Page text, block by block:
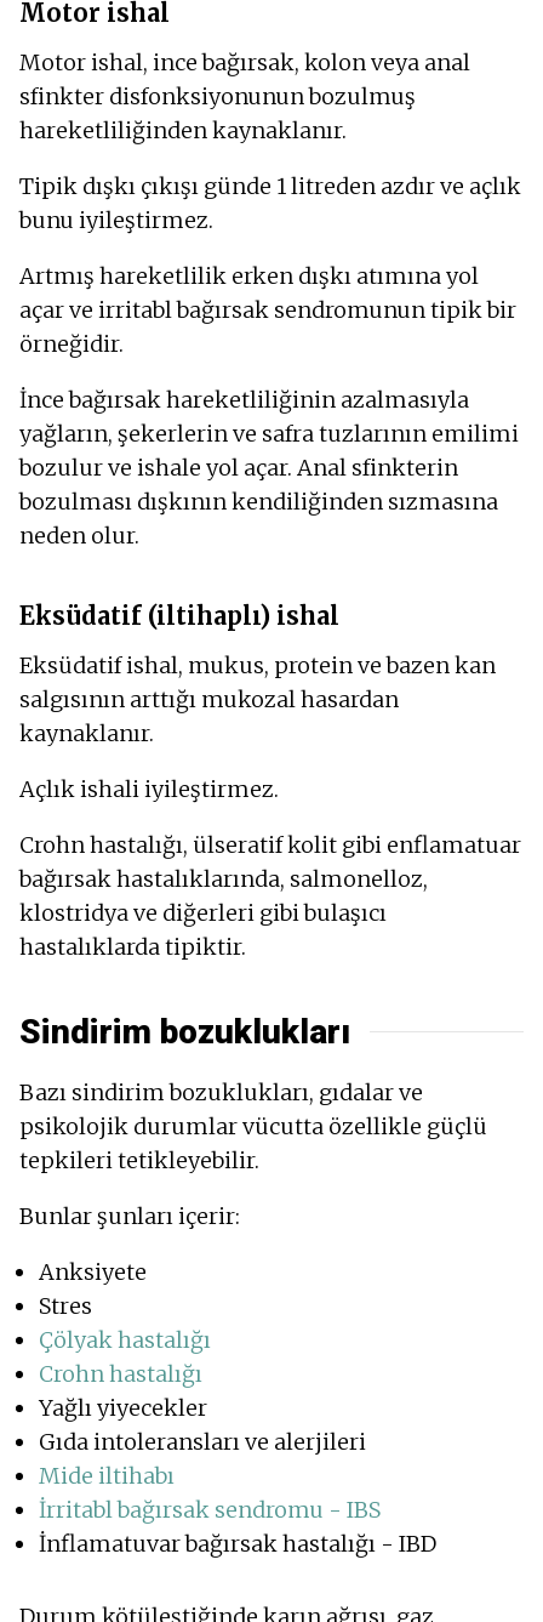
Motor ishal
Motor ishal, ince bağırsak, kolon veya anal
sfinkter disfonksiyonunun bozulmuş
hareketliliğinden kaynaklanır.
Tipik dışkı çıkışı günde 1 litreden azdır ve açlık
bunu iyileştirmez.
Artmış hareketlilik erken dışkı atımına yol
açar ve irritabl bağırsak sendromunun tipik bir
örneğidir.
İnce bağırsak hareketliliğinin azalmasıyla
yağların, şekerlerin ve safra tuzlarının emilimi
bozulur ve ishale yol açar. Anal sfinkterin
bozulması dışkının kendiliğinden sızmasına
neden olur.
Eksüdatif (iltihaplı) ishal
Eksüdatif ishal, mukus, protein ve bazen kan
salgısının arttığı mukozal hasardan
kaynaklanır.
Açlık ishali iyileştirmez.
Crohn hastalığı, ülseratif kolit gibi enflamatuar
bağırsak hastalıklarında, salmonelloz,
klostridya ve diğerleri gibi bulaşıcı
hastalıklarda tipiktir.
Sindirim bozuklukları
Bazı sindirim bozuklukları, gıdalar ve
psikolojik durumlar vücutta özellikle güçlü
tepkileri tetikleyebilir.
Bunlar şunları içerir:
Anksiyete
Stres
Çölyak hastalığı
Crohn hastalığı
Yağlı yiyecekler
Gıda intoleransları ve alerjileri
Mide iltihabı
İrritabl bağırsak sendromu - IBS
İnflamatuvar bağırsak hastalığı - IBD
Durum kötüleştiğinde karın ağrısı, gaz